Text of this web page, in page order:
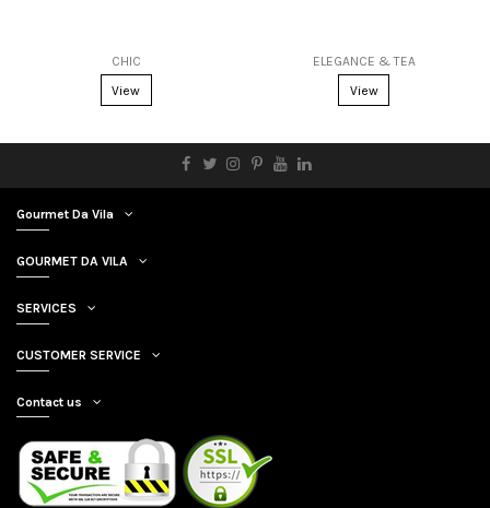
CHIC
View
ELEGANCE & TEA
View
Gourmet Da Vila
GOURMET DA VILA
SERVICES
CUSTOMER SERVICE
Contact us